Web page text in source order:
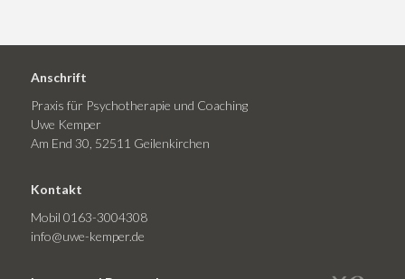
Anschrift
Praxis für Psychotherapie und Coaching
Uwe Kemper
Am End 30, 52511 Geilenkirchen
Kontakt
Mobil 0163-3004308
info@uwe-kemper.de